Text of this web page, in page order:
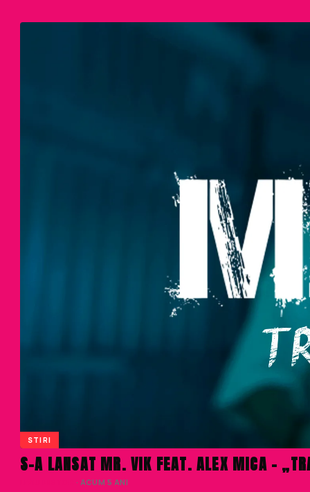
STIRI
S-A LANSAT MR. VIK FEAT. ALEX MICA –
· ACUM 5 ANI